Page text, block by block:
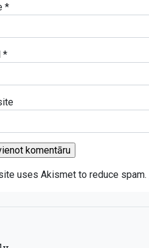
*
*
uses Akismet to reduce spam.